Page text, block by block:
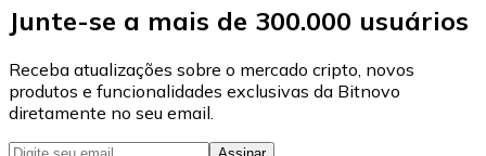
Junte-se a mais de 300.000 usuários
Receba atualizações sobre o mercado cripto, novos
produtos e funcionalidades exclusivas da Bitnovo
diretamente no seu email.